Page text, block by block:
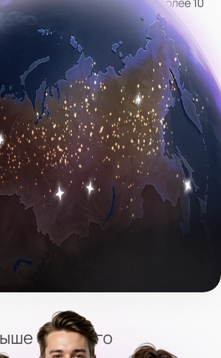
получают полностью
комфортные условия работы. Мы
кадры и вкладываемся в
Такой подход позволяет студии
даёт уверенность
и отличную
развиваться на любой
Санкт-Петербург
Москва
Сочи
Новосибирск
Красонярск
среднего